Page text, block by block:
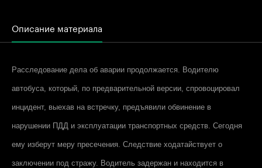
Описание материала
Расследование дела об аварии продолжается. Водителю
автобуса, который, по предварительной версии, спровоцировал
инцидент, выехав на встречку, предъявили обвинение в
нарушении ПДД и эксплуатации транспортных средств. Сегодня
ему изберут меру пресечения. Следствие ходатайствует о
заключении под стражу. Водитель задержан и находится в